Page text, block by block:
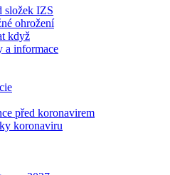
složek IZS
ohrožení
když
a informace
před koronavirem
koronaviru